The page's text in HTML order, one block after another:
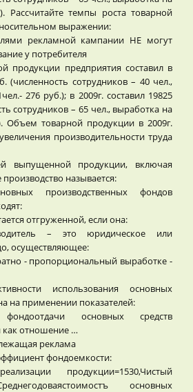
Рассчитайте темпы роста товарной
выражении:
рекламной кампании НЕ могут
у потребителя
продукции предприятия составил в
(численность сотрудников – 40 чел.,
276 руб.); в 2009г. составил 19825
сотрудников – 65 чел., выработка на
Объем товарной продукции в 2009г.
производительности труда
выпущенной продукции, включая
называется:
производственных фондов
отгруженной, если она:
– это юридическое или
осуществляющее:
- пропорциональный выработке -
использования основных
на применении показателей:
фондоотдачи основных средств
как отношение …
реклама
фондоемкости:
продукции=1530,Чистый
основных